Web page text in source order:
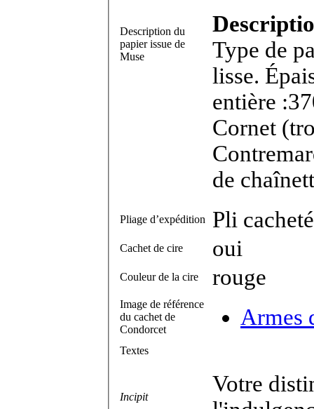
Description du
papier issue de
Muse
Type de
lisse.
entière
Cornet
de
Pliage d’expédition Pli cacheté
Cachet de cire oui
Couleur de la cire rouge
Image de référence
du cachet de
Condorcet
Armes
Textes
Incipit
Votre